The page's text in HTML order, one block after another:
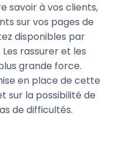
savoir à vos clients,
sur vos pages de
disponibles par
rassurer et les
grande force.
en place de cette
sur la possibilité de
de difficultés.